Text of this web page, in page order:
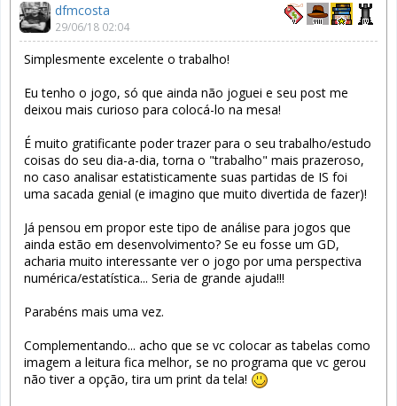
dfmcosta
29/06/18 02:04
Simplesmente excelente o trabalho!
Eu tenho o jogo, só que ainda não joguei e seu post me
deixou mais curioso para colocá-lo na mesa!
É muito gratificante poder trazer para o seu trabalho/estudo
coisas do seu dia-a-dia, torna o "trabalho" mais prazeroso,
no caso analisar estatisticamente suas partidas de IS foi
uma sacada genial (e imagino que muito divertida de fazer)!
Já pensou em propor este tipo de análise para jogos que
ainda estão em desenvolvimento? Se eu fosse um GD,
acharia muito interessante ver o jogo por uma perspectiva
numérica/estatística... Seria de grande ajuda!!!
Parabéns mais uma vez.
Complementando... acho que se vc colocar as tabelas como
imagem a leitura fica melhor, se no programa que vc gerou
não tiver a opção, tira um print da tela!